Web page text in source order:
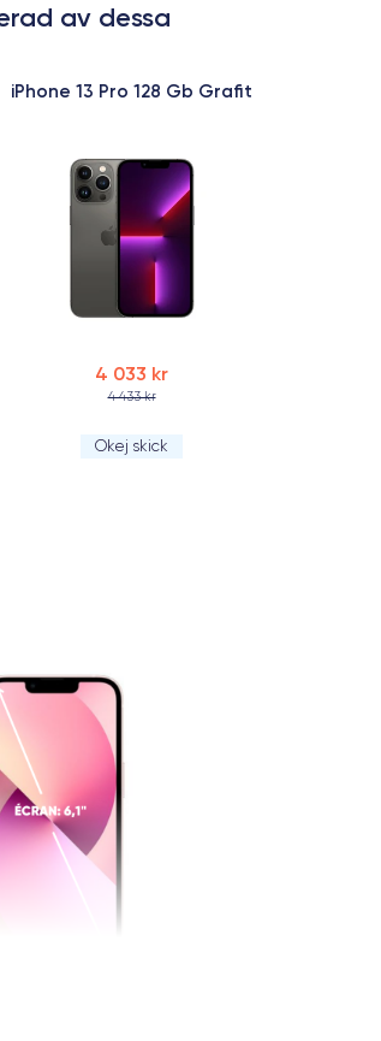
av dessa
iPhone 13 Pro 128 Gb Grafit
4 033 kr
4 433 kr
Okej skick